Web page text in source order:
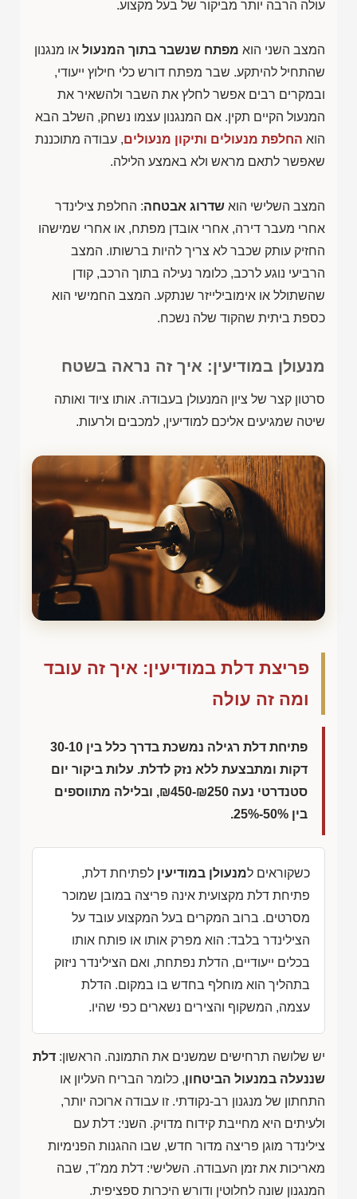
עולה הרבה יותר מביקור של בעל מקצוע.
המצב השני הוא מפתח שנשבר בתוך המנעול או מנגנון
שהתחיל להיתקע. שבר מפתח דורש כלי חילוץ ייעודי,
ובמקרים רבים אפשר לחלץ את השבר ולהשאיר את
המנעול הקיים תקין. אם המנגנון עצמו נשחק, השלב הבא
הוא החלפת מנעולים ותיקון מנעולים, עבודה מתוכננת
שאפשר לתאם מראש ולא באמצע הלילה.
המצב השלישי הוא שדרוג אבטחה: החלפת צילינדר
אחרי מעבר דירה, אחרי אובדן מפתח, או אחרי שמישהו
החזיק עותק שכבר לא צריך להיות ברשותו. המצב
הרביעי נוגע לרכב, כלומר נעילה בתוך הרכב, קודן
שהשתולל או אימובילייזר שנתקע. המצב החמישי הוא
כספת ביתית שהקוד שלה נשכח.
מנעולן במודיעין: איך זה נראה בשטח
סרטון קצר של ציון המנעולן בעבודה. אותו ציוד ואותה
שיטה שמגיעים אליכם למודיעין, למכבים ולרעות.
פריצת דלת במודיעין: איך זה עובד
ומה זה עולה
פתיחת דלת רגילה נמשכת בדרך כלל בין 30-10
דקות ומתבצעת ללא נזק לדלת. עלות ביקור יום
סטנדרטי נעה ₪450-₪250, ובלילה מתווספים
בין 50%-25%.
כשקוראים למנעולן במודיעין לפתיחת דלת,
פתיחת דלת מקצועית אינה פריצה במובן שמוכר
מסרטים. ברוב המקרים בעל המקצוע עובד על
הצילינדר בלבד: הוא מפרק אותו או פותח אותו
בכלים ייעודיים, הדלת נפתחת, ואם הצילינדר ניזוק
בתהליך הוא מוחלף בחדש בו במקום. הדלת
עצמה, המשקוף והצירים נשארים כפי שהיו.
יש שלושה תרחישים שמשנים את התמונה. הראשון: דלת
שננעלה במנעול הביטחון, כלומר הבריח העליון או
התחתון של מנגנון רב-נקודתי. זו עבודה ארוכה יותר,
ולעיתים היא מחייבת קידוח מדויק. השני: דלת עם
צילינדר מוגן פריצה מדור חדש, שבו ההגנות הפנימיות
מאריכות את זמן העבודה. השלישי: דלת ממ"ד, שבה
המנגנון שונה לחלוטין ודורש היכרות ספציפית.